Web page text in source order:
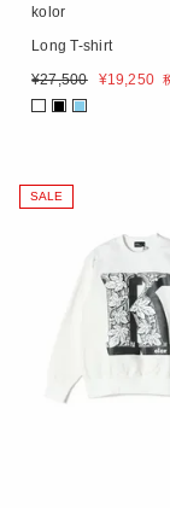
kolor
Long T-shirt
¥27,500 ¥19,250
■ ■
SALE